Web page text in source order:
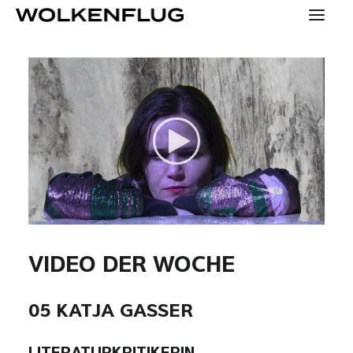
SPECIALS
KONTAKT
PRESSE
HOME
MENSCHEN
TEAM
VIDEO DER WOCHE
05 KATJA GASSER